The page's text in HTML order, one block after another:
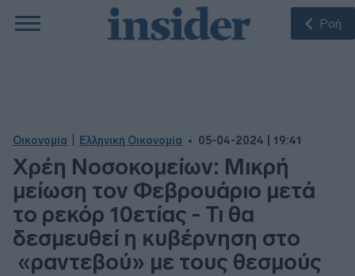
Ροή
Οικονομία Ελληνική Οικονομία 05-04-2024 | 19:41
Χρέη Νοσοκομείων: Μικρή
μείωση τον Φεβρουάριο μετά
το ρεκόρ 10ετίας - Τι θα
δεσμευθεί η κυβέρνηση στο
«ραντεβού» με τους θεσμούς